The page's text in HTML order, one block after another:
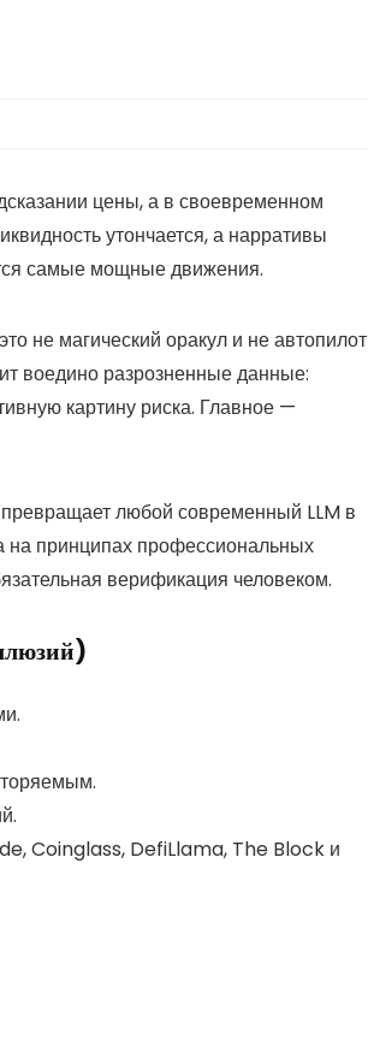
цены, а в своевременном
утончается, а нарративы
самые мощные движения.
не магический оракул и не автопилот
воедино разрозненные данные:
картину риска. Главное —
любой современный LLM в
на принципах профессиональных
верификация человеком.
Coinglass, DefiLlama, The Block и